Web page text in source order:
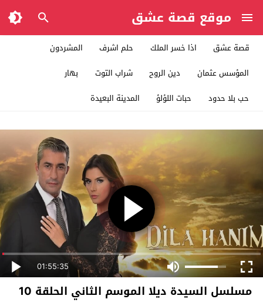
موقع قصة عشق
قصة عشق اذا خسر الملك حلم اشرف
المشردون
المؤسس عثمان
دين الروح شراب التوت
بهار
حب بلا حدود
حبات اللؤلؤ المدينة البعيدة
01:55:35
مسلسل السيدة ديلا الموسم الثاني الحلقة 10